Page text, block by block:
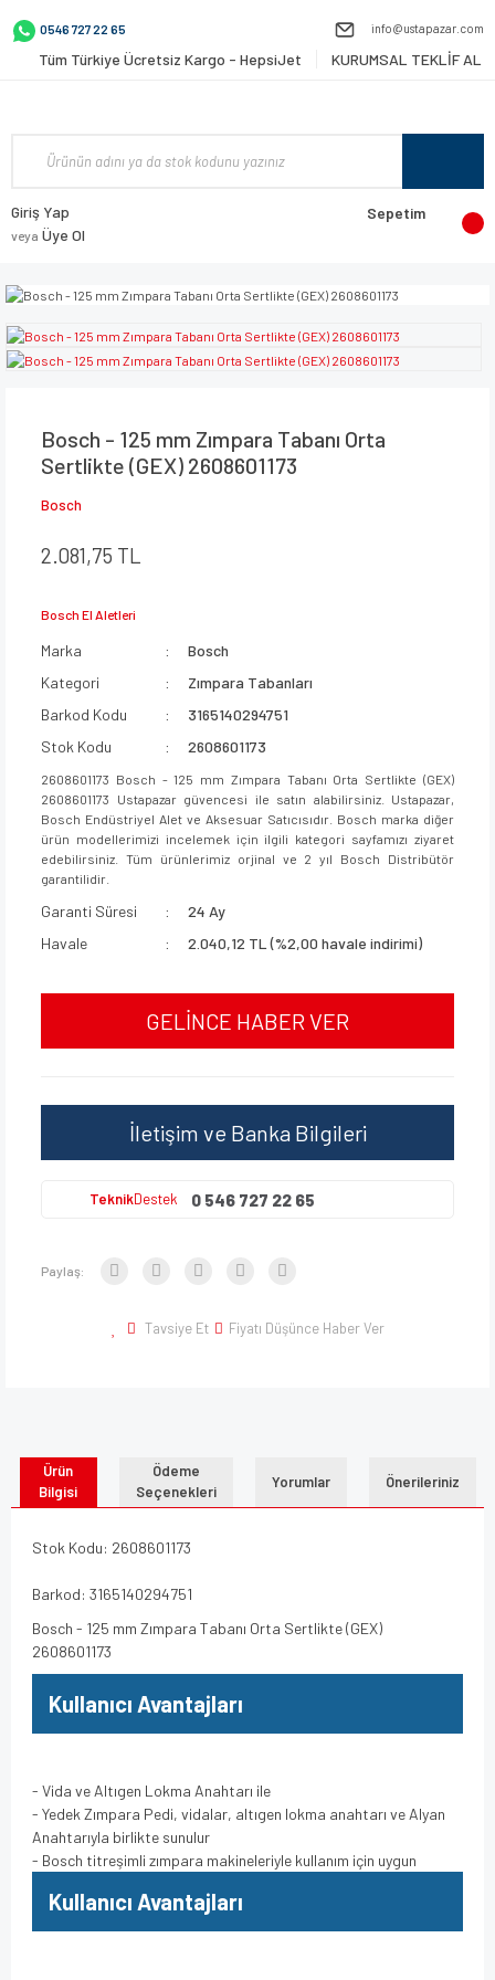
0546 727 22 65 info@ustapazar.com
Tüm Türkiye Ücretsiz Kargo - HepsiJet KURUMSAL TEKLİF AL
Giriş Yap
veya Üye Ol
Sepetim
Bosch - 125 mm Zımpara Tabanı Orta
Sertlikte (GEX) 2608601173
Bosch
2.081,75 TL
Bosch El Aletleri
Marka
Bosch
Kategori
Zımpara Tabanları
Barkod Kodu
3165140294751
Stok Kodu
2608601173
2608601173 Bosch - 125 mm Zımpara Tabanı Orta Sertlikte (GEX)
2608601173 Ustapazar güvencesi ile satın alabilirsiniz. Ustapazar,
Bosch Endüstriyel Alet ve Aksesuar Satıcısıdır. Bosch marka diğer
ürün modellerimizi incelemek için ilgili kategori sayfamızı ziyaret
edebilirsiniz. Tüm ürünlerimiz orjinal ve 2 yıl Bosch Distribütör
garantilidir.
Garanti Süresi
24 Ay
Havale
2.040,12 TL (%2,00 havale indirimi)
GELİNCE HABER VER
İletişim ve Banka Bilgileri
TeknikDestek 0 546 727 22 65
Paylaş:
Tavsiye Et Fiyatı Düşünce Haber Ver
Ürün
Bilgisi
Ödeme
Seçenekleri
Yorumlar Önerileriniz
Stok Kodu: 2608601173
Barkod: 3165140294751
Bosch - 125 mm Zımpara Tabanı Orta Sertlikte (GEX)
2608601173
Kullanıcı Avantajları
- Vida ve Altıgen Lokma Anahtarı ile
- Yedek Zımpara Pedi, vidalar, altıgen lokma anahtarı ve Alyan
Anahtarıyla birlikte sunulur
- Bosch titreşimli zımpara makineleriyle kullanım için uygun
Kullanıcı Avantajları